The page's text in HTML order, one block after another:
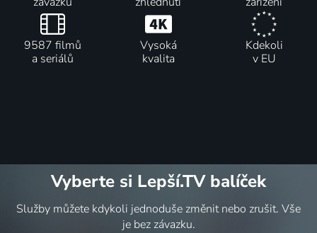
9587 filmů
a seriálů
Vysoká
kvalita
Kdekoli
v EU
Vyberte si Lepší.TV balíček
Služby můžete kdykoli jednoduše změnit nebo zrušit. Vše
je bez závazku.